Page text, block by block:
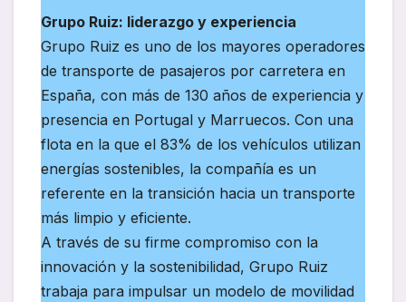
Grupo Ruiz: liderazgo y experiencia
Grupo Ruiz es uno de los mayores operadores
de transporte de pasajeros por carretera en
España, con más de 130 años de experiencia y
presencia en Portugal y Marruecos. Con una
flota en la que el 83% de los vehículos utilizan
energías sostenibles, la compañía es un
referente en la transición hacia un transporte
más limpio y eficiente.
A través de su firme compromiso con la
innovación y la sostenibilidad, Grupo Ruiz
trabaja para impulsar un modelo de movilidad